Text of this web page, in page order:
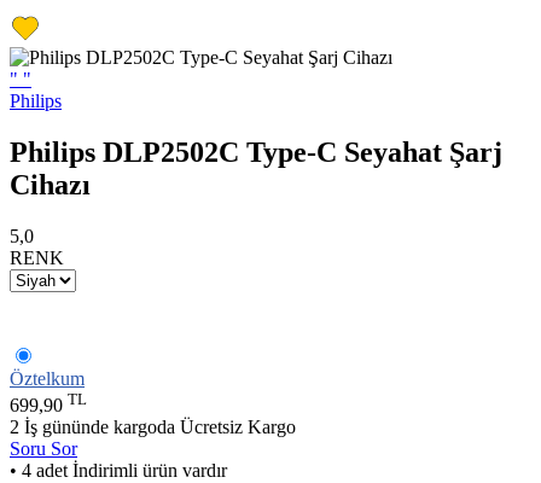
" "
Philips
Philips DLP2502C Type-C Seyahat Şarj
Cihazı
5,0
RENK
Öztelkum
699,90 TL
2 İş gününde kargoda Ücretsiz Kargo
Soru Sor
• 4 adet İndirimli ürün vardır